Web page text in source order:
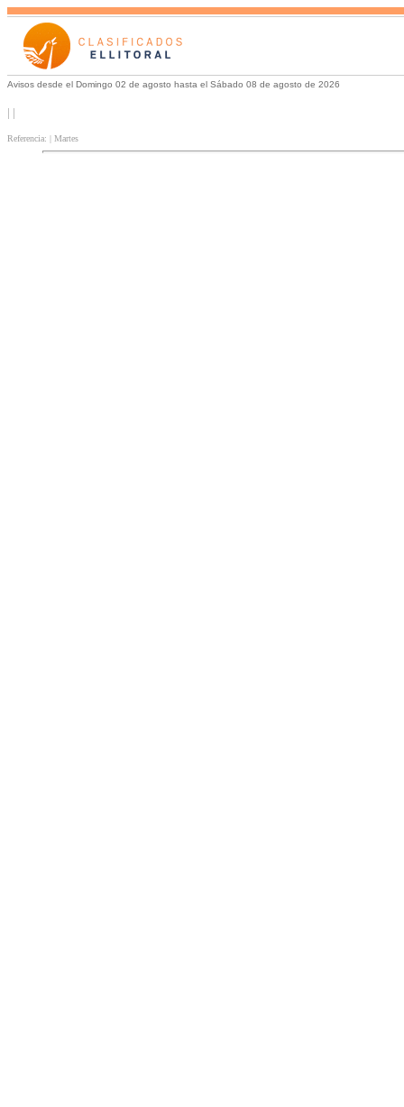
Avisos desde el Domingo 02 de agosto hasta el Sábado 08 de agosto de 2026
| |
Referencia: | Martes